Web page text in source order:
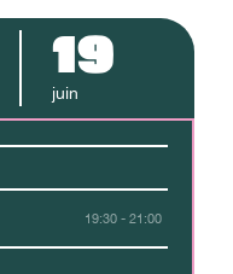
19
juin
19:30 - 21:00